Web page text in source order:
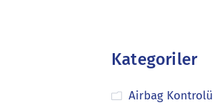
Kategoriler
Airbag Kontrolü